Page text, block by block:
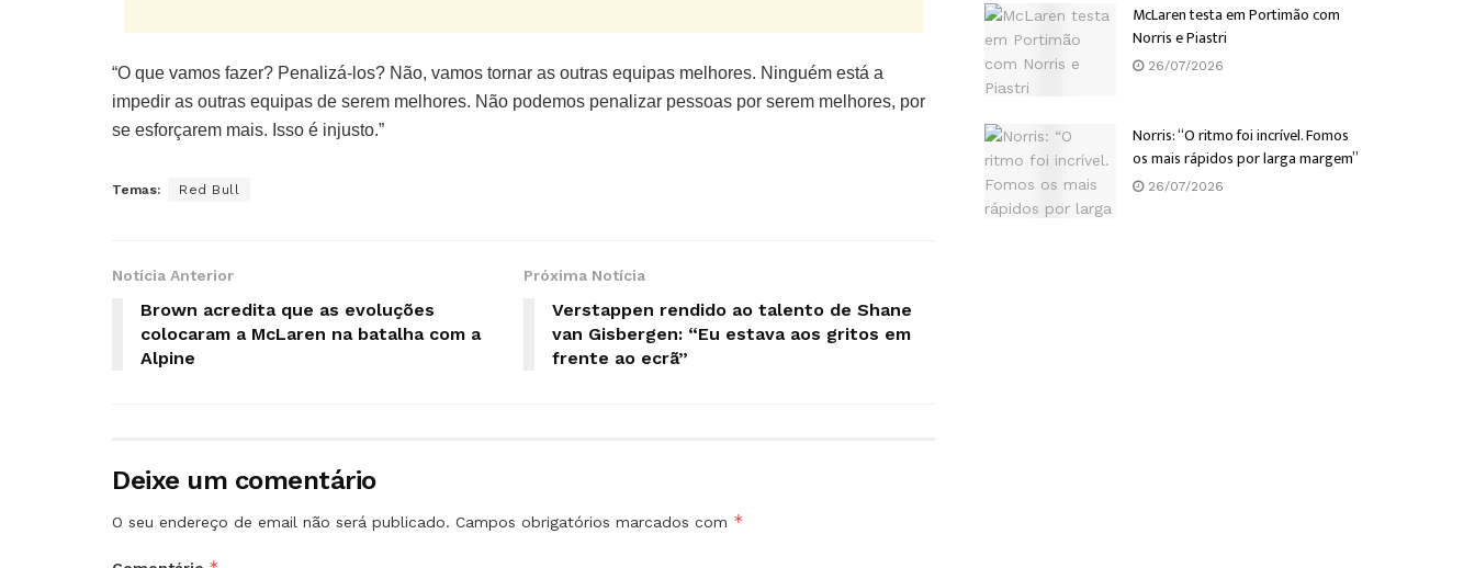
“O que vamos fazer? Penalizá-los? Não, vamos tornar as outras equipas melhores. Ninguém está a
impedir as outras equipas de serem melhores. Não podemos penalizar pessoas por serem melhores, por
se esforçarem mais. Isso é injusto.”
Temas: Red Bull
Notícia Anterior
Brown acredita que as evoluções
colocaram a McLaren na batalha com a
Alpine
Próxima Notícia
Verstappen rendido ao talento de Shane
van Gisbergen: “Eu estava aos gritos em
frente ao ecrã”
Deixe um comentário
O seu endereço de email não será publicado. Campos obrigatórios marcados com *
McLaren testa em Portimão com
Norris e Piastri
26/07/2026
Norris: “O ritmo foi incrível. Fomos
os mais rápidos por larga margem”
26/07/2026